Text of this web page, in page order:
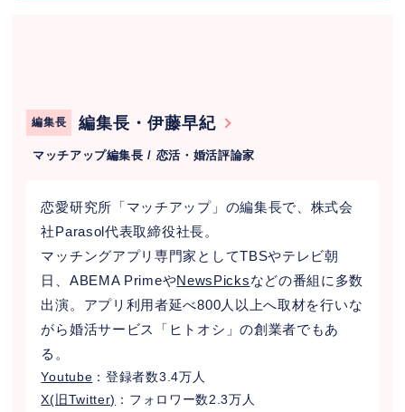
編集長 編集長・伊藤早紀
マッチアップ編集長 / 恋活・婚活評論家
恋愛研究所「マッチアップ」の編集長で、株式会
社Parasol代表取締役社長。
マッチングアプリ専門家としてTBSやテレビ朝
日、ABEMA PrimeやNewsPicksなどの番組に多数
出演。アプリ利用者延べ800人以上へ取材を行いな
がら婚活サービス「ヒトオシ」の創業者でもあ
る。
Youtube ：登録者数3.4万人
X(旧Twitter) ：フォロワー数2.3万人